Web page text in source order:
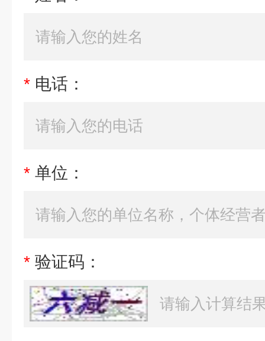
* 电话：
* 单位：
* 验证码：